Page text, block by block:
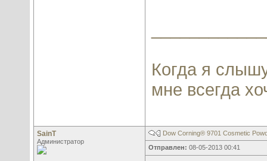
Когда я
мне всегда
SainT
Администратор
Dow Corning® 9701 Cosmetic
Отправлен: 08-05-2013 00:41